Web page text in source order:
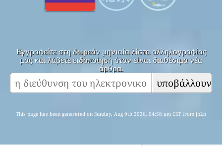
Εγγραφείτε στη δωρεάν μηνιαία λίστα αλληλογραφίας
μας και λάβετε ειδοποίηση όταν είναι διαθέσιμα νέα
άρθρα.
υποβάλλουν
This page has been generated on Sunday, Aug 9th 2026, 04:58 am CST from jp2n